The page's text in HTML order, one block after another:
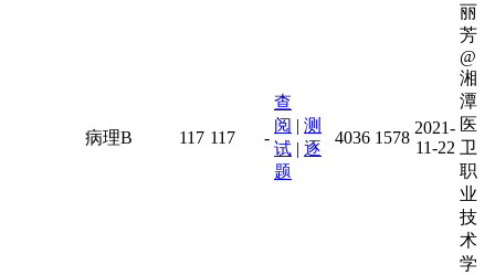
病理B 117 117 -
查
阅 | 测
试 | 逐
题
4036 1578
2021-
11-22
丽
芳
@
湘
潭
医
卫
职
业
技
术
学